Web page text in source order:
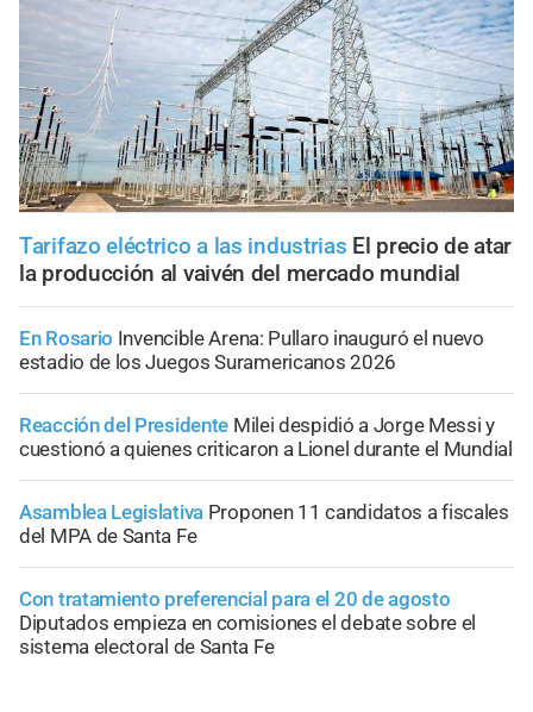
Tarifazo eléctrico a las industrias El precio de atar
la producción al vaivén del mercado mundial
En Rosario Invencible Arena: Pullaro inauguró el nuevo
estadio de los Juegos Suramericanos 2026
Reacción del Presidente Milei despidió a Jorge Messi y
cuestionó a quienes criticaron a Lionel durante el Mundial
Asamblea Legislativa Proponen 11 candidatos a fiscales
del MPA de Santa Fe
Con tratamiento preferencial para el 20 de agosto
Diputados empieza en comisiones el debate sobre el
sistema electoral de Santa Fe